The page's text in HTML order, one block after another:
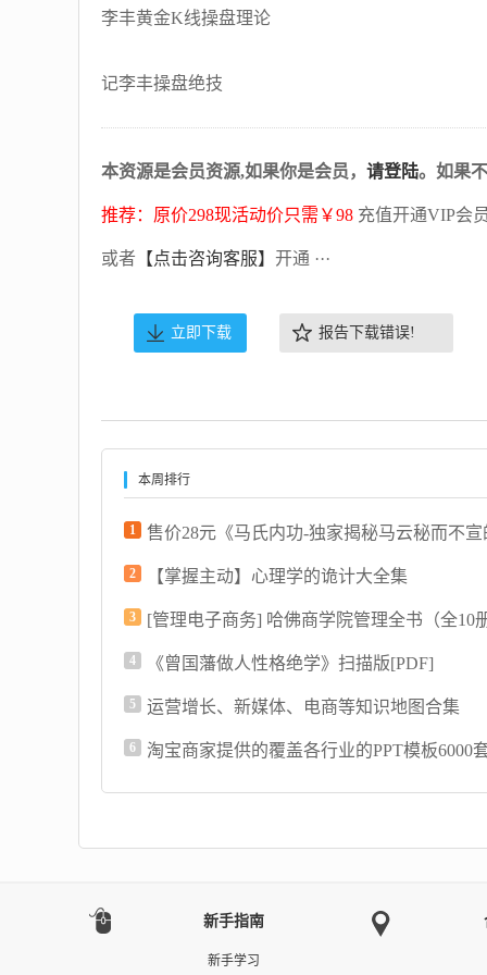
李丰黄金K线操盘理论
记李丰操盘绝技
本资源是会员资源,如果你是会员， 请登陆。如果
推荐：原价298现活动价只需￥98 充值开通VIP会
或者 【点击咨询客服】 开通 ···
立即下载 报告下载错误!
本周排行
1
2 【掌握主动】心理学的诡计大全集
3 [管理电子商务] 哈佛商学院管理全书（全10
4 《曾国藩做人性格绝学》扫描版[PDF]
5 运营增长、新媒体、电商等知识地图合集
6 淘宝商家提供的覆盖各行业的PPT模板6000
新手指南
新手学习